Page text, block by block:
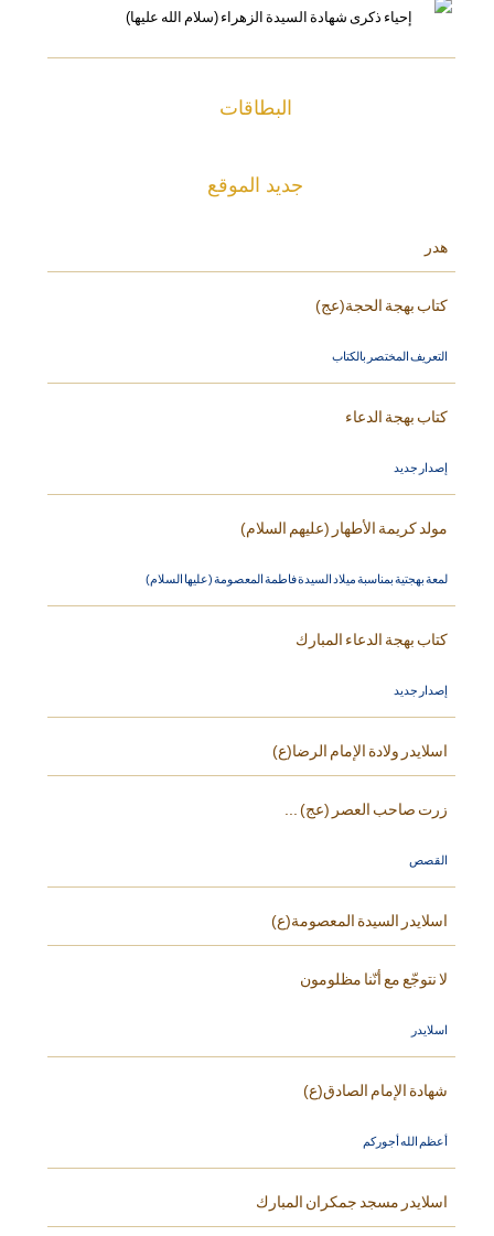
البطاقات
جديد الموقع
هدر
كتاب بهجة الحجة(عج)
التعريف المختصر بالكتاب
كتاب بهجة الدعاء
إصدار جديد
مولد كريمة الأطهار (عليهم السلام)
لمعة بهجتية بمناسبة ميلاد السيدة فاطمة المعصومة (عليها السلام)
كتاب بهجة الدعاء المبارك
إصدار جديد
اسلايدر ولادة الإمام الرضا(ع)
زرت صاحب العصر (عج) ...
القصص
اسلايدر السيدة المعصومة(ع)
لا نتوجّع مع أنّنا مظلومون
اسلايدر
شهادة الإمام الصادق(ع)
أعظم الله أجوركم
اسلايدر مسجد جمكران المبارك